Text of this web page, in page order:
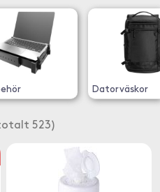
Datorväskor
523)